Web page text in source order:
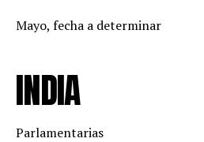
Mayo, fecha a determinar
INDIA
Parlamentarias